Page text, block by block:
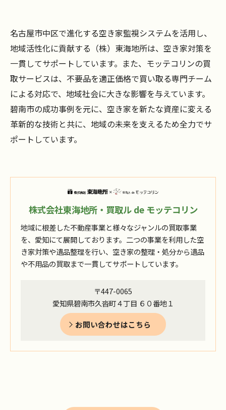
名古屋市中区で進化する空き家監視システムを活用し、
地域活性化に貢献する（株）東海地所は、空き家対策を
一貫してサポートしています。また、モッテコリンの買
取サービスは、不要品を適正価格で買い取る専門チーム
による対応で、地域社会に大きな影響を与えています。
碧南市の成功事例を元に、空き家を新たな資産に変える
革新的な技術と共に、地域の未来を支えるため全力でサ
ポートしています。
株式会社東海地所・買取ル de モッテコリン
地域に根差した不動産事業と様々なジャンルの買取事業
を、愛知にて展開しております。二つの事業を利用した空
き家対策や遺品整理を行い、空き家の整理・処分から遺品
や不用品の買取まで一貫してサポートしています。
〒447-0065
愛知県碧南市久沓町４丁目 ６０番地１
お問い合わせはこちら